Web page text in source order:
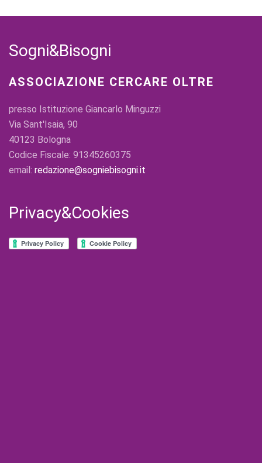
Sogni&Bisogni
ASSOCIAZIONE CERCARE OLTRE
presso Istituzione Giancarlo Minguzzi
Via Sant'Isaia, 90
40123 Bologna
Codice Fiscale: 91345260375
email: redazione@sogniebisogni.it
Privacy&Cookies